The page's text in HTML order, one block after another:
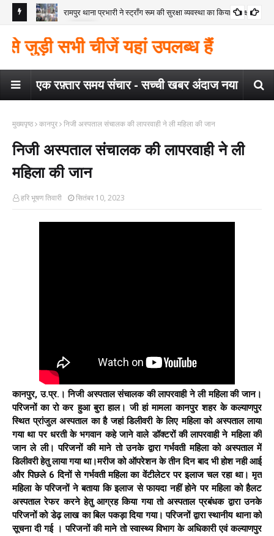
कोंच रामपुर थाना प्रभारी ने स्ट्रॉंग रूम की सुरक्षा व्यवस्था का किया निरीक्षण
सभी चीजें यहां उपलब्ध हैं
एक रफ़्तार समय संचार - सच्ची खबर अंदाज नया
मुख्यपृष्ठ कानपुर निजी अस्पताल संचालक की लापरवाही ने ली महिला की जान
निजी अस्पताल संचालक की लापरवाही ने ली
महिला की जान
हरि भूषण तिवारी सितंबर 10, 2023
कानपुर, उ.प्र.। निजी अस्पताल संचालक की लापरवाही ने ली महिला की जान।
परिजनों का रो कर हुआ बुरा हाल। जी हां मामला कानपुर शहर के कल्याणपुर
स्थित प्रांजुल अस्पताल का है जहां डिलीवरी के लिए महिला को अस्पताल लाया
गया था पर धरती के भगवान कहे जाने वाले डॉक्टरों की लापरवाही ने महिला की
जान ले ली। परिजनों की माने तो उनके द्वारा गर्भवती महिला को अस्पताल में
डिलीवरी हेतु लाया गया था।मरीज को ऑपरेशन के तीन दिन बाद भी होश नही आई
और पिछले 6 दिनों से गर्भवती महिला का वेंटीलेटर पर इलाज चल रहा था। मृत
महिला के परिजनों ने बताया कि इलाज से फायदा नहीं होने पर महिला को हैलट
अस्पताल रेफर करने हेतु आग्रह किया गया तो अस्पताल प्रबंधक द्वारा उनके
परिजनों को डेढ़ लाख का बिल पकड़ा दिया गया। परिजनों द्वारा स्थानीय थाना को
सूचना दी गई । परिजनों की माने तो स्वास्थ्य विभाग के अधिकारी एवं कल्याणपुर